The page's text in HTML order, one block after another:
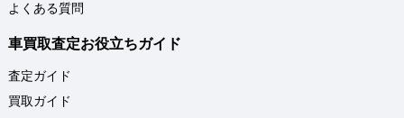
よくある質問
車買取査定お役立ちガイド
査定ガイド
買取ガイド